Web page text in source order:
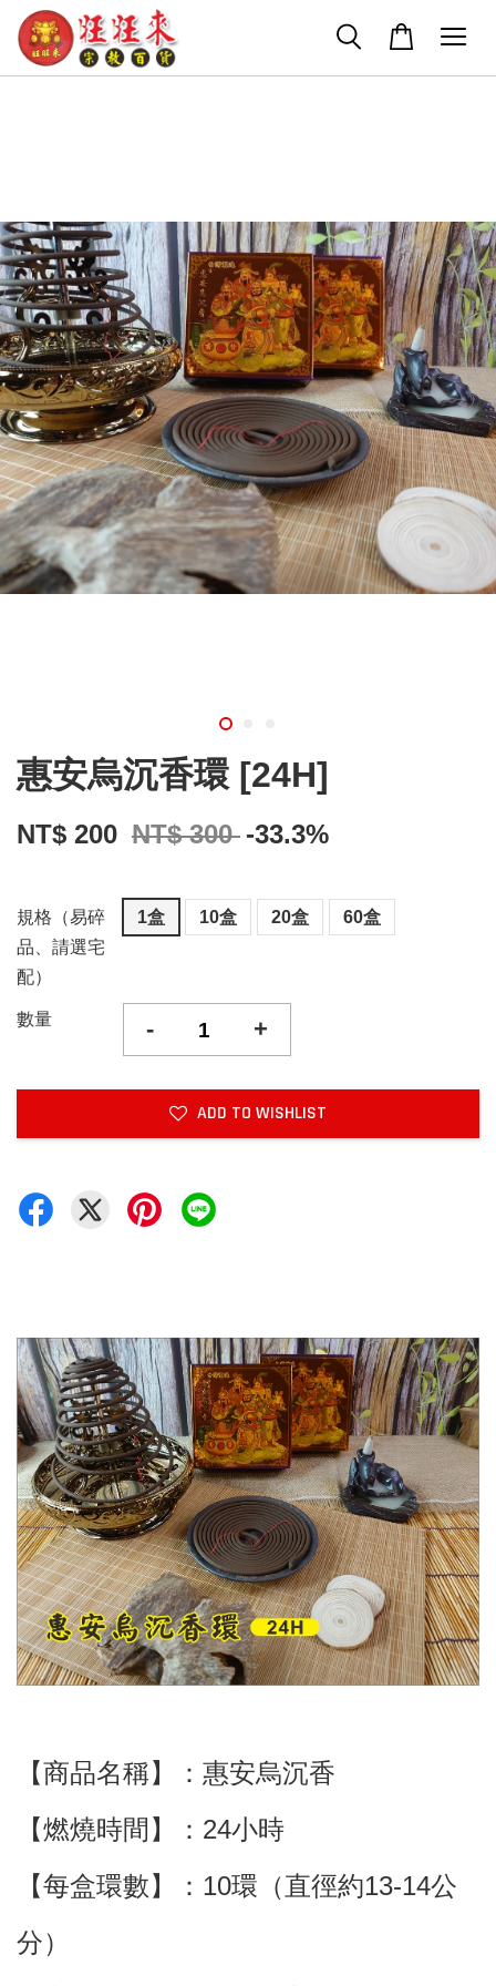
惠安烏沉香環 [24H]
NT$ 200 NT$ 300 -33.3%
規格（易碎
品、請選宅
配）
1盒 10盒 20盒 60盒
數量 - +
ADD TO WISHLIST
【商品名稱】：惠安烏沉香
【燃燒時間】：24小時
【每盒環數】：10環（直徑約13-14公
分）